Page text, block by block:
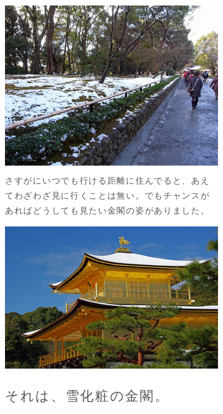
さすがにいつでも行ける距離に住んでると、あえ
てわざわざ見に行くことは無い。でもチャンスが
あればどうしても見たい金閣の姿がありました。
それは、雪化粧の金閣。